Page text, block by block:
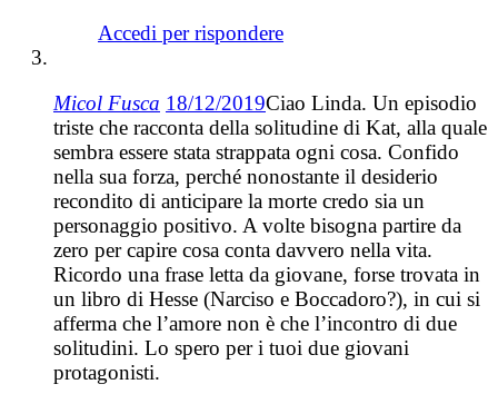
Accedi per rispondere
Micol Fusca 18/12/2019Ciao Linda. Un episodio
triste che racconta della solitudine di Kat, alla quale
sembra essere stata strappata ogni cosa. Confido
nella sua forza, perché nonostante il desiderio
recondito di anticipare la morte credo sia un
personaggio positivo. A volte bisogna partire da
zero per capire cosa conta davvero nella vita.
Ricordo una frase letta da giovane, forse trovata in
un libro di Hesse (Narciso e Boccadoro?), in cui si
afferma che l’amore non è che l’incontro di due
solitudini. Lo spero per i tuoi due giovani
protagonisti.